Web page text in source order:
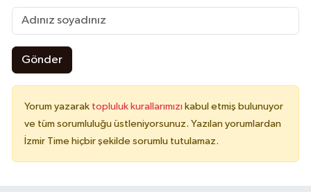
Gönder
Yorum yazarak topluluk kurallarımızı kabul etmiş bulunuyor
ve tüm sorumluluğu üstleniyorsunuz. Yazılan yorumlardan
İzmir Time hiçbir şekilde sorumlu tutulamaz.